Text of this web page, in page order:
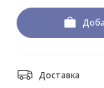
Доставка